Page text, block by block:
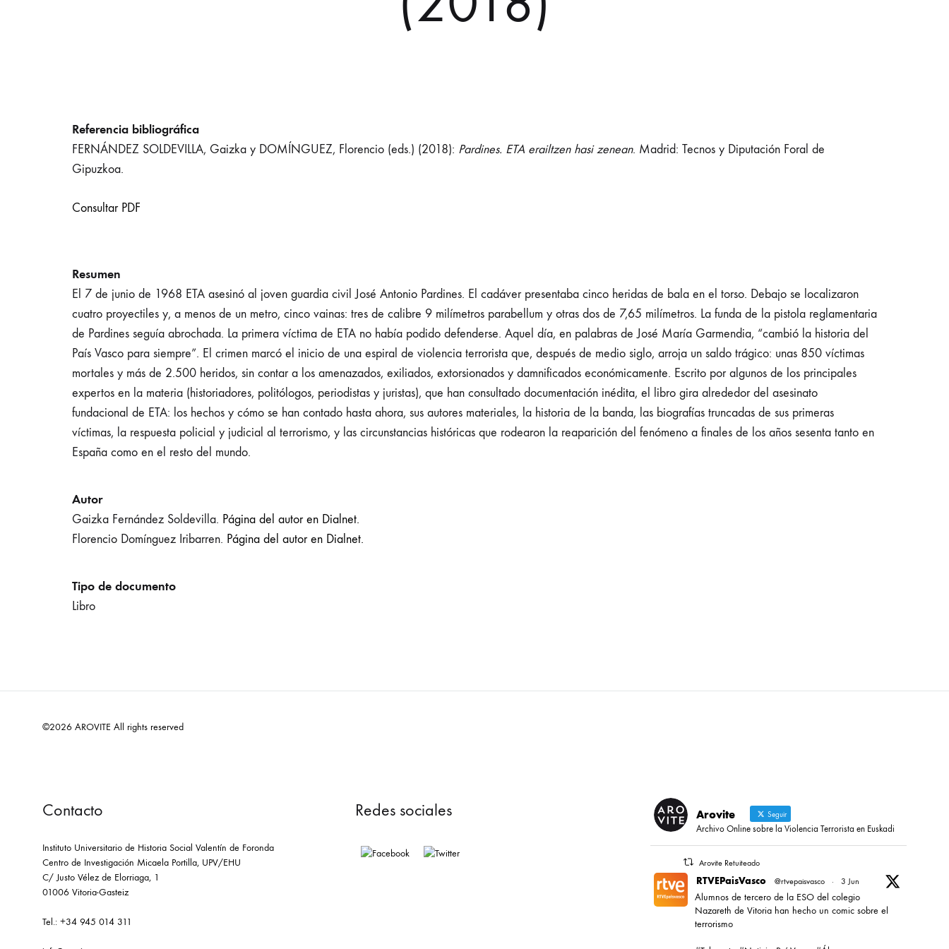
Referencia bibliográfica
FERNÁNDEZ SOLDEVILLA, Gaizka y DOMÍNGUEZ, Florencio (eds.) (2018): Pardines. ETA erailtzen hasi zenean. Madrid: Tecnos y Diputación Foral de
Gipuzkoa.
Consultar PDF
Resumen
El 7 de junio de 1968 ETA asesinó al joven guardia civil José Antonio Pardines. El cadáver presentaba cinco heridas de bala en el torso. Debajo se localizaron
cuatro proyectiles y, a menos de un metro, cinco vainas: tres de calibre 9 milímetros parabellum y otras dos de 7,65 milímetros. La funda de la pistola reglamentaria
de Pardines seguía abrochada. La primera víctima de ETA no había podido defenderse. Aquel día, en palabras de José María Garmendia, “cambió la historia del
País Vasco para siempre”. El crimen marcó el inicio de una espiral de violencia terrorista que, después de medio siglo, arroja un saldo trágico: unas 850 víctimas
mortales y más de 2.500 heridos, sin contar a los amenazados, exiliados, extorsionados y damnificados económicamente. Escrito por algunos de los principales
expertos en la materia (historiadores, politólogos, periodistas y juristas), que han consultado documentación inédita, el libro gira alrededor del asesinato
fundacional de ETA: los hechos y cómo se han contado hasta ahora, sus autores materiales, la historia de la banda, las biografías truncadas de sus primeras
víctimas, la respuesta policial y judicial al terrorismo, y las circunstancias históricas que rodearon la reaparición del fenómeno a finales de los años sesenta tanto en
España como en el resto del mundo.
Autor
Gaizka Fernández Soldevilla. Página del autor en Dialnet.
Florencio Domínguez Iribarren. Página del autor en Dialnet.
Tipo de documento
Libro
©2026 AROVITE All rights reserved
Contacto
Instituto Universitario de Historia Social Valentín de Foronda
Centro de Investigación Micaela Portilla, UPV/EHU
C/ Justo Vélez de Elorriaga, 1
01006 Vitoria-Gasteiz
Tel.: +34 945 014 311
Redes sociales Arovite Seguir
Archivo Online sobre la Violencia Terrorista en Euskadi
Arovite Retuiteado
RTVEPaisVasco @rtvepaisvasco · 3 Jun
Alumnos de tercero de la ESO del colegio
Nazareth de Vitoria han hecho un comic sobre el
terrorismo